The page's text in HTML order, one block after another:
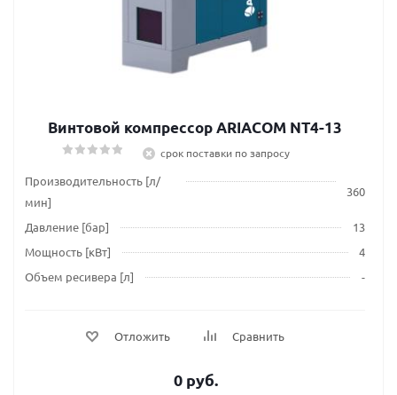
Винтовой компрессор ARIACOM NT4-13
срок поставки по запросу
Производительность [л/
мин]
360
Давление [бар]
13
Мощность [кВт]
4
Объем ресивера [л]
-
Отложить Сравнить
0 руб.